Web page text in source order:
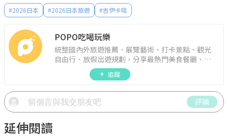
#2026日本 #2026日本旅遊 #吉伊卡哇
POPO吃喝玩樂
統整國內外旅遊推薦、展覽藝術、打卡景點、觀光
自由行、放假出遊規劃，分享最熱門美食餐廳、約
會聚餐、人氣甜點、速食手搖飲、3C科技、心理測
驗、星座運勢、生活雜貨、吃喝玩樂實用資訊。
追蹤
評論
延伸閱讀